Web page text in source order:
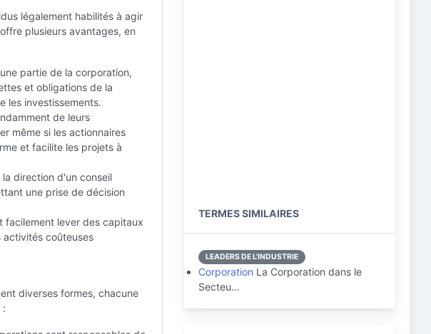
légalement habilités à agir
plusieurs avantages, en
partie de la corporation,
et obligations de la
les investissements.
de leurs
même si les actionnaires
et facilite les projets à
direction d'un conseil
une prise de décision
facilement lever des capitaux
coûteuses
diverses formes, chacune
:
TERMES SIMILAIRES
LEADERS DE L'INDUSTRIE
Corporation La Corporation dans le
Secteu…